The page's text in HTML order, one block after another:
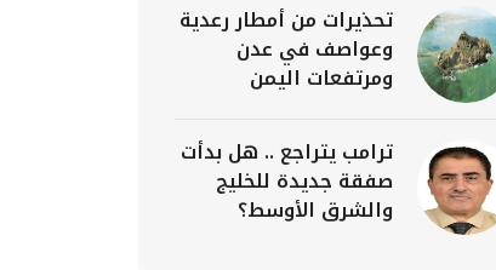
تحذيرات من أمطار رعدية
وعواصف في عدن
ومرتفعات اليمن
ترامب يتراجع .. هل بدأت
صفقة جديدة للخليج
والشرق الأوسط؟